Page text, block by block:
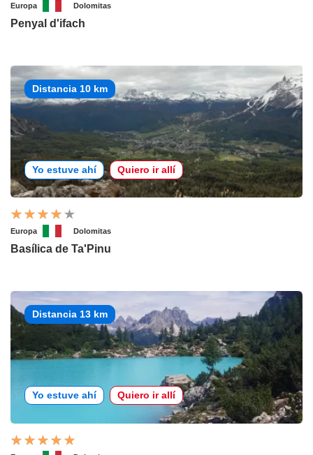
Europa Dolomitas
Penyal d'ifach
Distancia 10 km
Yo estuve ahí Quiero ir allí
Europa Dolomitas
Basílica de Ta'Pinu
Distancia 13 km
Yo estuve ahí Quiero ir allí